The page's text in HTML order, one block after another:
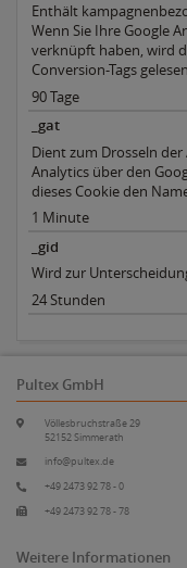
Enthält
Wenn Sie Ihre Google
verknüpft haben, wird
Conversion-Tags
90 Tage
_gat
Dient zum Drosseln
Analytics über den
dieses Cookie den
1 Minute
_gid
Wird zur
24 Stunden
Pultex GmbH
Völlesbruchstraße 29
52152 Simmerath
info@pultex.de
+49 2473 92 78 - 0
+49 2473 92 78 - 78
Weitere Informationen